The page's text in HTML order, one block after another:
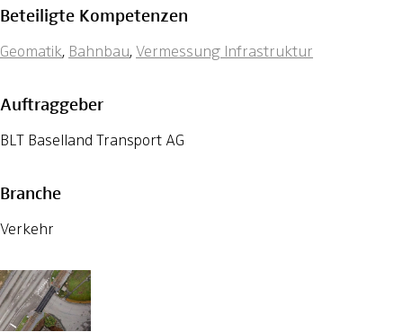
Beteiligte Kompetenzen
Geomatik, Bahnbau,Vermessung Infrastruktur
Auftraggeber
BLT Baselland Transport AG
Branche
Verkehr